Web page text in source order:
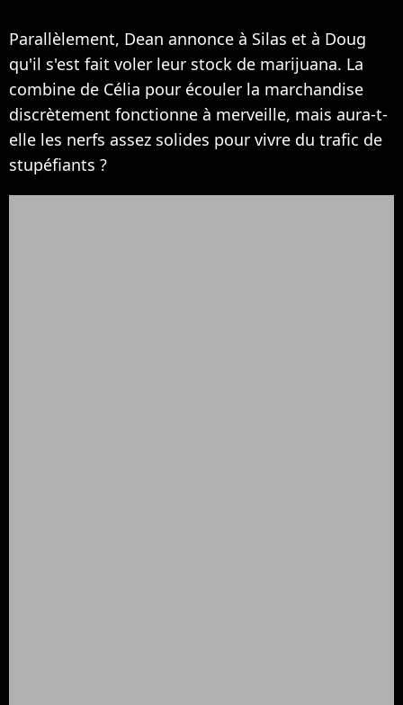
Parallèlement, Dean annonce à Silas et à Doug
qu'il s'est fait voler leur stock de marijuana. La
combine de Célia pour écouler la marchandise
discrètement fonctionne à merveille, mais aura-t-
elle les nerfs assez solides pour vivre du trafic de
stupéfiants ?